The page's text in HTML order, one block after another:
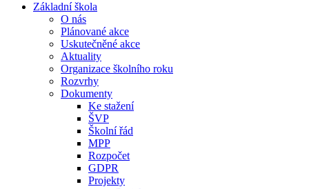
Základní škola
O nás
Plánované akce
Uskutečněné akce
Aktuality
Organizace školního roku
Rozvrhy
Dokumenty
Ke stažení
ŠVP
Školní řád
MPP
Rozpočet
GDPR
Projekty